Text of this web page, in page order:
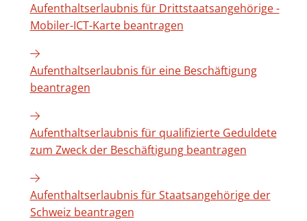
Aufenthaltserlaubnis für Drittstaatsangehörige -
Mobiler-ICT-Karte beantragen
Aufenthaltserlaubnis für eine Beschäftigung
beantragen
Aufenthaltserlaubnis für qualifizierte Geduldete
zum Zweck der Beschäftigung beantragen
Aufenthaltserlaubnis für Staatsangehörige der
Schweiz beantragen